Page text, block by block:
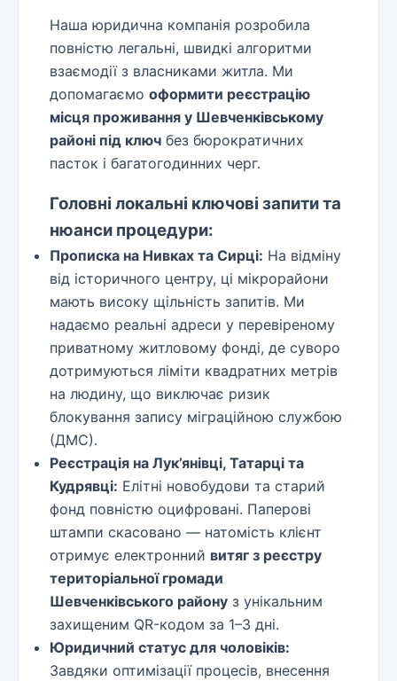
Наша юридична компанія розробила
повністю легальні, швидкі алгоритми
взаємодії з власниками житла. Ми
допомагаємо оформити реєстрацію
місця проживання у Шевченківському
районі під ключ без бюрократичних
пасток і багатогодинних черг.
Головні локальні ключові запити та
нюанси процедури:
Прописка на Нивках та Сирці: На відміну
від історичного центру, ці мікрорайони
мають високу щільність запитів. Ми
надаємо реальні адреси у перевіреному
приватному житловому фонді, де суворо
дотримуються ліміти квадратних метрів
на людину, що виключає ризик
блокування запису міграційною службою
(ДМС).
Реєстрація на Лук’янівці, Татарці та
Кудрявці: Елітні новобудови та старий
фонд повністю оцифровані. Паперові
штампи скасовано — натомість клієнт
отримує електронний витяг з реєстру
територіальної громади
Шевченківського району з унікальним
захищеним QR-кодом за 1–3 дні.
Юридичний статус для чоловіків:
Завдяки оптимізації процесів, внесення